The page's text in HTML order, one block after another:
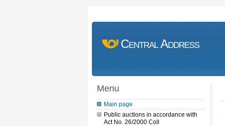
Central Address
Menu
Main page
Public auctions in accordance with
Act No. 26/2000 Coll